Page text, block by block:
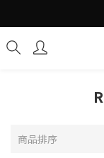
商品排序